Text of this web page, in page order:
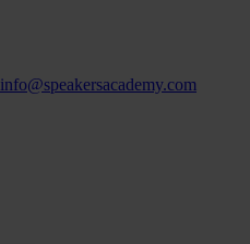
info@speakersacademy.com